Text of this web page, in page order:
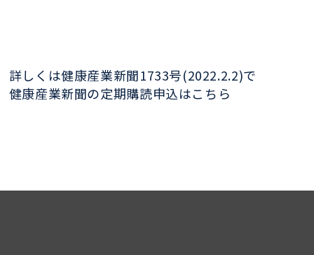
詳しくは健康産業新聞1733号(2022.2.2)で
健康産業新聞の定期購読申込はこちら